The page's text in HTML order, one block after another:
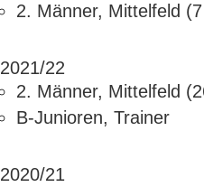
2. Männer, Mittelfeld
2021/22
2. Männer, Mittelfeld
B-Junioren, Trainer
2020/21